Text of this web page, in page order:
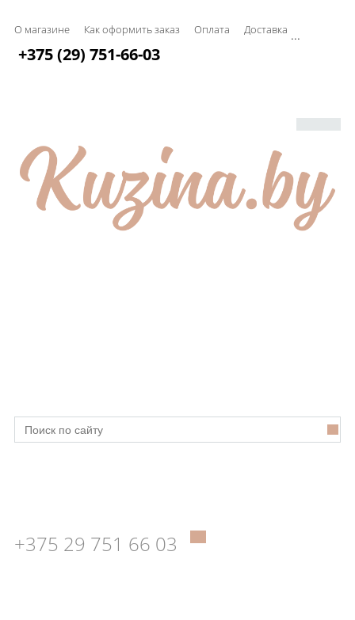
О магазине Как оформить заказ Оплата Доставка ...
+375 (29) 751-66-03
+375 29 751 66 03